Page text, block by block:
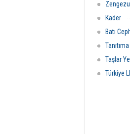
Kader
Batı
Taşlar
Türkiye